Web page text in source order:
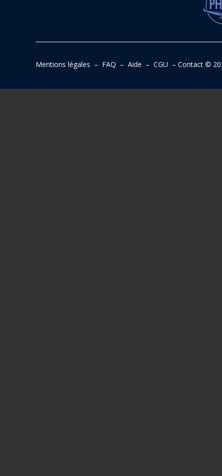
Mentions légales – FAQ – Aide – CGU – Contact©